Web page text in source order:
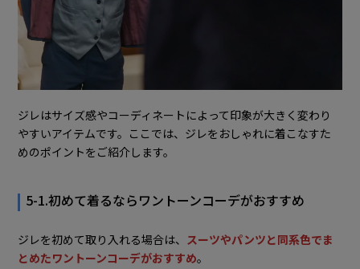
ジレはサイズ感やコーディネートによって印象が大きく変わり
やすいアイテムです。ここでは、ジレをおしゃれに着こなすた
めのポイントをご紹介します。
5-1.初めて着るならワントーンコーデがおすすめ
ジレを初めて取り入れる場合は、 スーツやパンツと同系色でま
とめたワントーンコーデがおすすめ。